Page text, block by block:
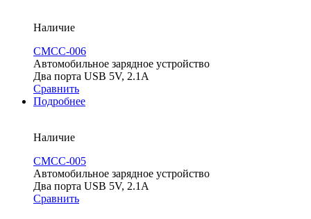
Наличие
CMCC-006
Автомобильное зарядное устройство
Два порта USB 5V, 2.1A
Сравнить
Подробнее
Наличие
CMCC-005
Автомобильное зарядное устройство
Два порта USB 5V, 2.1A
Сравнить